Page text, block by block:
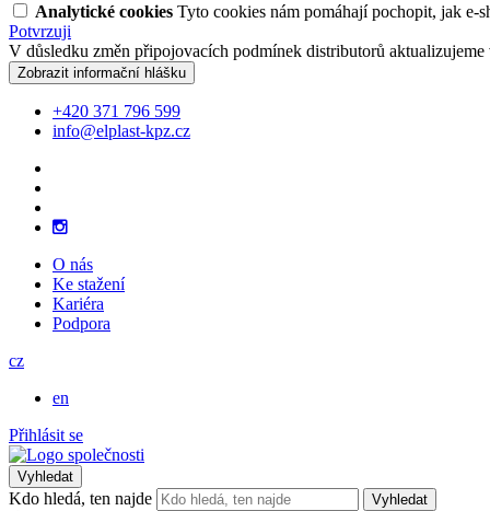
Analytické cookies Tyto cookies nám pomáhají pochopit, jak e-
Potvrzuji
V důsledku změn připojovacích podmínek distributorů
Zobrazit informační hlášku
+420 371 796 599
info@elplast-kpz.cz
O nás
Ke stažení
Kariéra
Podpora
cz
en
Přihlásit se
Vyhledat
Kdo hledá, ten najde Vyhledat